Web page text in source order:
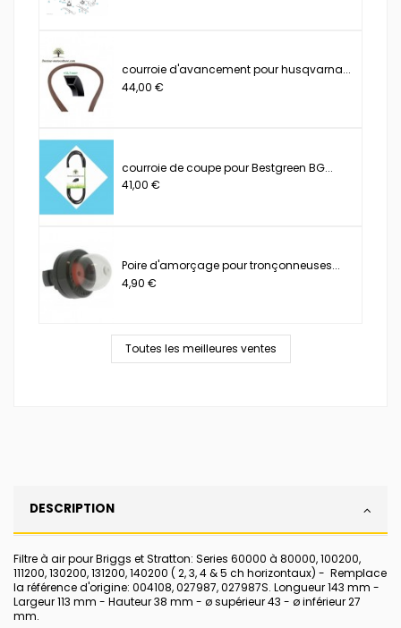
courroie d'avancement pour husqvarna...
44,00 €
courroie de coupe pour Bestgreen BG...
41,00 €
Poire d'amorçage pour tronçonneuses...
4,90 €
Toutes les meilleures ventes
DESCRIPTION
Filtre à air pour Briggs et Stratton: Series 60000 à 80000, 100200,
111200, 130200, 131200, 140200 ( 2, 3, 4 & 5 ch horizontaux) - Remplace
la référence d'origine: 004108, 027987, 027987S. Longueur 143 mm -
Largeur 113 mm - Hauteur 38 mm - ø supérieur 43 - ø inférieur 27
mm.